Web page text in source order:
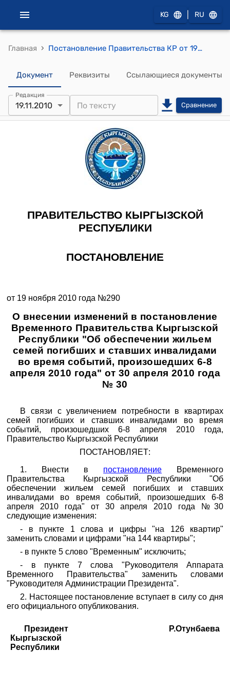
KG RU
Главная › Постановление Правительства КР от 19 ноября 2010 года №290 "О внесении изменений в постановление Временного Правительства Кыргызской Республики "Об обеспечении жильем семей погибших и ставших инвалидами во время событий, произошедших 6-8 апреля 2010 года" от 30 апреля 2010 года №30"
Документ Реквизиты Ссылающиеся документы
Редакция
19.11.2010 Сравнение